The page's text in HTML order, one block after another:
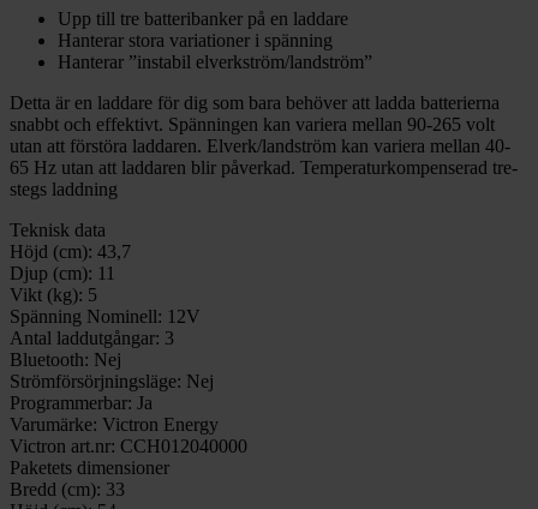
Upp till tre batteribanker på en laddare
Hanterar stora variationer i spänning
Hanterar ”instabil elverkström/landström”
Detta är en laddare för dig som bara behöver att ladda batterierna
snabbt och effektivt. Spänningen kan variera mellan 90-265 volt
utan att förstöra laddaren. Elverk/landström kan variera mellan 40-
65 Hz utan att laddaren blir påverkad. Temperaturkompenserad tre-
stegs laddning
Teknisk data
Höjd (cm): 43,7
Djup (cm): 11
Vikt (kg): 5
Spänning Nominell: 12V
Antal laddutgångar: 3
Bluetooth: Nej
Strömförsörjningsläge: Nej
Programmerbar: Ja
Varumärke: Victron Energy
Victron art.nr: CCH012040000
Paketets dimensioner
Bredd (cm): 33